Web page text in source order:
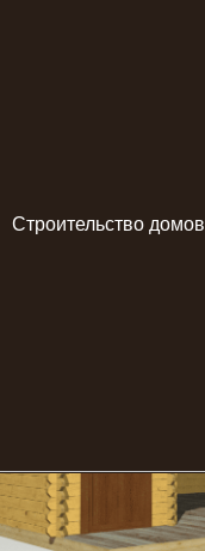
Строительство домов